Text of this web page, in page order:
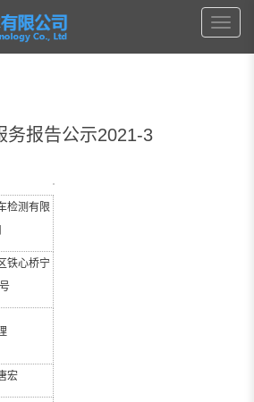
务报告公示2021-3
检测有限
铁心桥宁
号
宏